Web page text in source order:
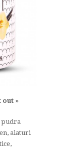
out »
pudra
alaturi